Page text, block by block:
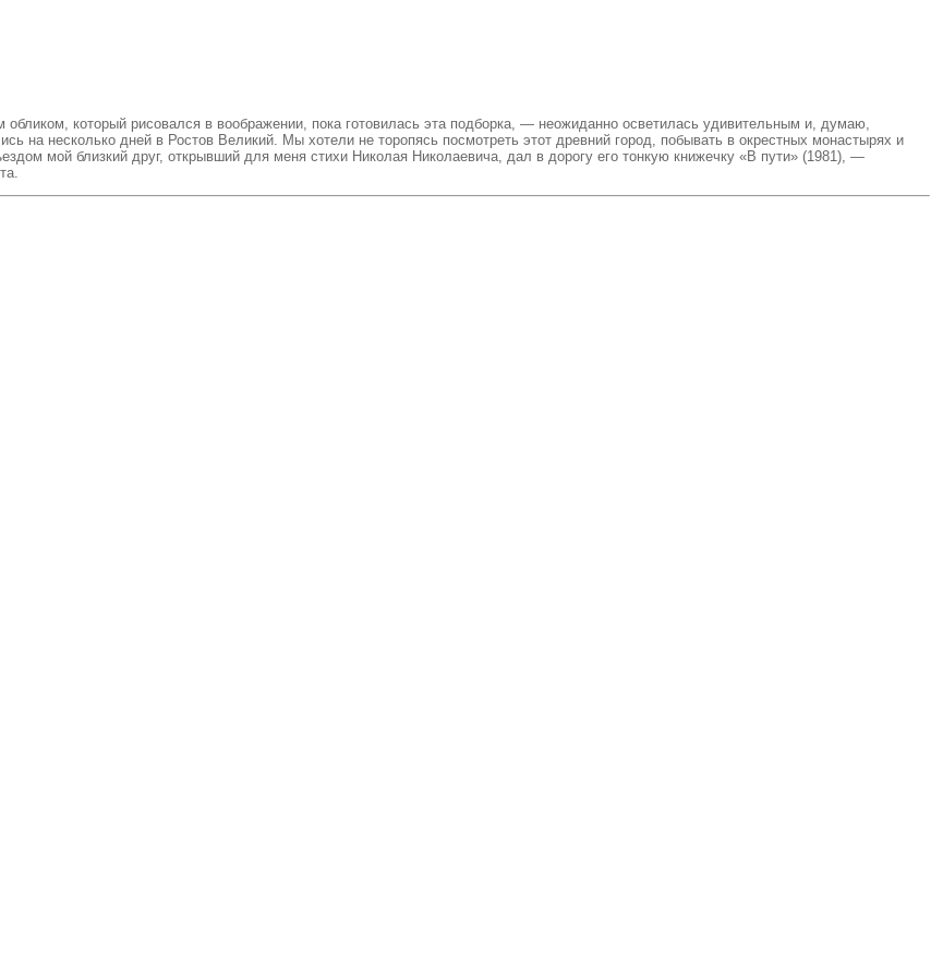
который рисовался в воображении, пока готовилась эта подборка, — неожиданно осветилась удивительным и, думаю,
на несколько дней в Ростов Великий. Мы хотели не торопясь посмотреть этот древний город, побывать в окрестных монастырях и
мой близкий друг, открывший для меня стихи Николая Николаевича, дал в дорогу его тонкую книжечку «В пути» (1981), —